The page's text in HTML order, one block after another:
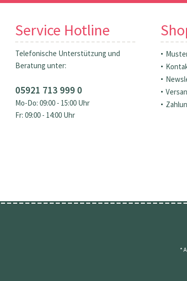
Service Hotline
Telefonische Unterstützung und
Beratung unter:
05921 713 999 0
Mo-Do: 09:00 - 15:00 Uhr
Fr: 09:00 - 14:00 Uhr
*